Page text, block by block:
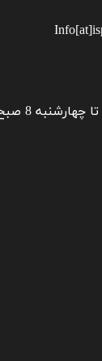
8 صبح تا 5 عصر